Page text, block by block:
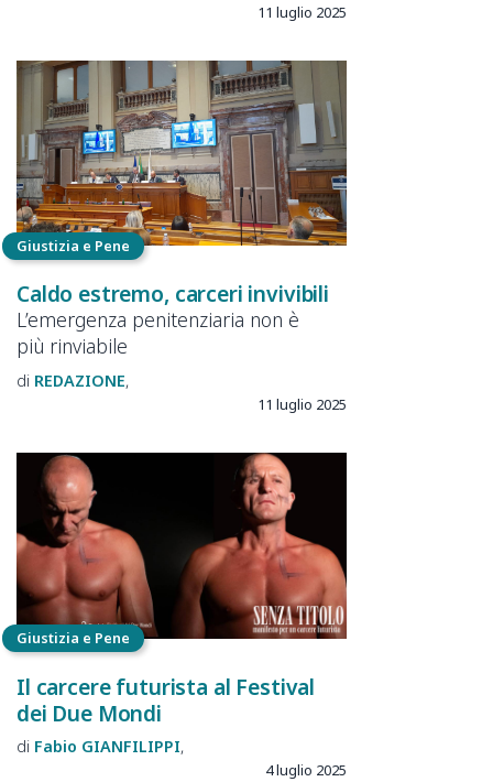
11 luglio 2025
Giustizia e Pene
Caldo estremo, carceri invivibili
L’emergenza penitenziaria non è
più rinviabile
REDAZIONE
11 luglio 2025
Giustizia e Pene
Il carcere futurista al Festival
dei Due Mondi
Fabio GIANFILIPPI
4 luglio 2025